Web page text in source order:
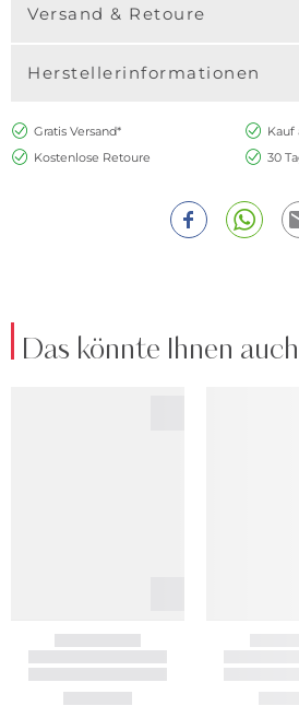
Versand & Retoure
Herstellerinformationen
Gratis Versand*
Kauf
Kostenlose Retoure
30
Das könnte Ihnen